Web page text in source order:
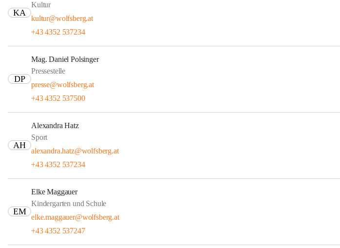
KA
Kultur
kultur@wolfsberg.at
+43 4352 537234
DP
Mag. Daniel Polsinger
Pressestelle
presse@wolfsberg.at
+43 4352 537500
AH
Alexandra Hatz
Sport
alexandra.hatz@wolfsberg.at
+43 4352 537234
EM
Elke Maggauer
Kindergarten und Schule
elke.maggauer@wolfsberg.at
+43 4352 537247